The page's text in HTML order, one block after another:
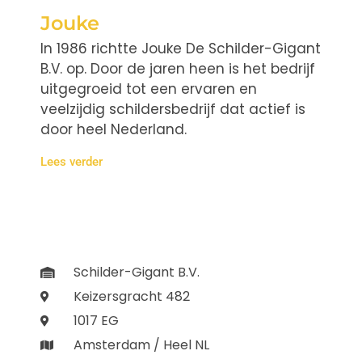
Jouke
In 1986 richtte Jouke De Schilder-Gigant
B.V. op. Door de jaren heen is het bedrijf
uitgegroeid tot een ervaren en
veelzijdig schildersbedrijf dat actief is
door heel Nederland.
Lees verder
Schilder-Gigant B.V.
Keizersgracht 482
1017 EG
Amsterdam / Heel NL